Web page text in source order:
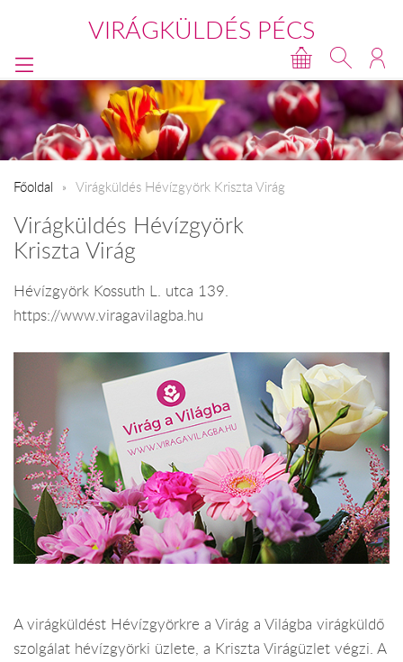
VIRÁGKÜLDÉS PÉCS
Főoldal Virágküldés Hévízgyörk Kriszta Virág
Virágküldés Hévízgyörk
Kriszta Virág
Hévízgyörk Kossuth L. utca 139.
https://www.viragavilagba.hu
A virágküldést Hévízgyörkre a Virág a Világba virágküldő
szolgálat hévízgyörki üzlete, a Kriszta Virágüzlet végzi. A